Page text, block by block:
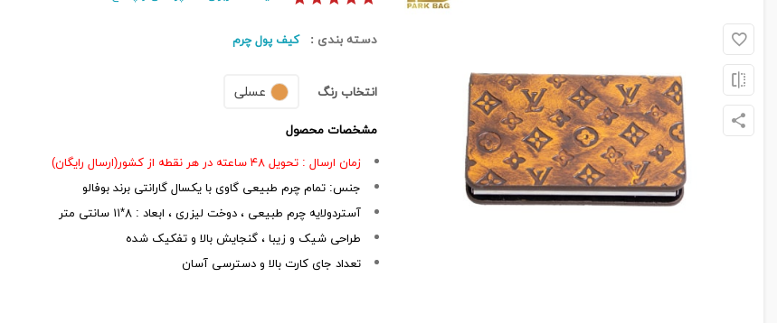
دسته بندی : کیف پول چرم
انتخاب رنگ عسلی
مشخصات محصول
زمان ارسال : تحویل ۴۸ ساعته در هر نقطه از کشور(ارسال رایگان)
جنس: تمام چرم طبیعی گاوی با یکسال گارانتی برند بوفالو
آستردولایه چرم طبیعی ، دوخت لیزری ، ابعاد : ۸*۱۱ سانتی متر
طراحی شیک و زیبا ، گنجایش بالا و تفکیک شده
تعداد جای کارت بالا و دسترسی آسان